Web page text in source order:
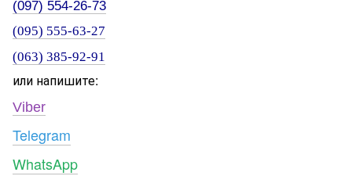
(097) 554-26-73
(095) 555-63-27
(063) 385-92-91
или напишите:
Viber
Telegram
WhatsApp